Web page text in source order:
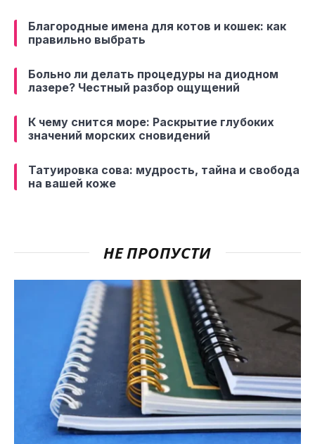
Благородные имена для котов и кошек: как
правильно выбрать
Больно ли делать процедуры на диодном
лазере? Честный разбор ощущений
К чему снится море: Раскрытие глубоких
значений морских сновидений
Татуировка сова: мудрость, тайна и свобода
на вашей коже
НЕ ПРОПУСТИ